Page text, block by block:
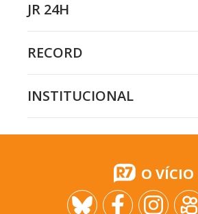
JR 24H
RECORD
INSTITUCIONAL
O VÍCIO